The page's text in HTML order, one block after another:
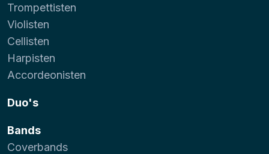
Trompettisten
Violisten
Cellisten
Harpisten
Accordeonisten
Duo's
Bands
Coverbands